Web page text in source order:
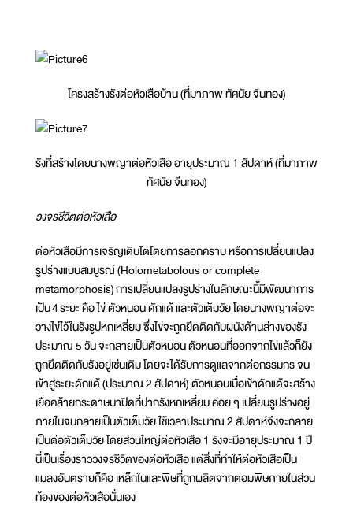
โครงสร้างรังต่อหัวเสือบ้าน (ที่มาภาพ ทัศนัย จีนทอง)
รังที่สร้างโดยนางพญาต่อหัวเสือ อายุประมาณ 1 สัปดาห์ (ที่มาภาพ
ทัศนัย จีนทอง)
วงจรชีวิตต่อหัวเสือ
ต่อหัวเสือมีการเจริญเติบโตโดยการลอกคราบ หรือการเปลี่ยนแปลง
รูปร่างแบบสมบูรณ์ (Holometabolous or complete
metamorphosis) การเปลี่ยนแปลงรูปร่างในลักษณะนี้มีพัฒนาการ
เป็น 4 ระยะ คือ ไข่ ตัวหนอน ดักแด้ และตัวเต็มวัย โดยนางพญาต่อจะ
วางไข่ไว้ในรังรูปหกเหลี่ยม ซึ่งไข่จะถูกยึดติดกับผนังด้านล่างของรัง
ประมาณ 5 วัน จะกลายเป็นตัวหนอน ตัวหนอนที่ออกจากไข่แล้วก็ยัง
ถูกยึดติดกับรังอยู่เช่นเดิม โดยจะได้รับการดูแลจากต่อกรรมกร จน
เข้าสู่ระยะดักแด้ (ประมาณ 2 สัปดาห์) ตัวหนอนเมื่อเข้าดักแด้จะสร้าง
เยื่อคล้ายกระดาษมาปิดที่ปากรังหกเหลี่ยม ค่อย ๆ เปลี่ยนรูปร่างอยู่
ภายในจนกลายเป็นตัวเต็มวัย ใช้เวลาประมาณ 2 สัปดาห์จึงจะกลาย
เป็นต่อตัวเต็มวัย โดยส่วนใหญ่ต่อหัวเสือ 1 รังจะมีอายุประมาณ 1 ปี
นี่เป็นเรื่องราววงจรชีวิตของต่อหัวเสือ แต่สิ่งที่ทำให้ต่อหัวเสือเป็น
แมลงอันตรายก็คือ เหล็กในและพิษที่ถูกผลิตจากต่อมพิษภายในส่วน
ท้องของต่อหัวเสือนั่นเอง